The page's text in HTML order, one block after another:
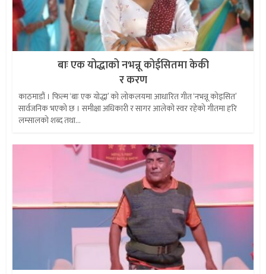
बाः एक योद्धाको नभन्नू कोईसितमा केकी
र करण
काठमाडौं । फिल्म ‘बाः एक योद्धा’ को लोकलयमा आधारित गीत ‘नभन्नू कोइसित’
सार्वजनिक भएको छ । समीक्षा अधिकारी र सागर आलेको स्वर रहेको गीतमा हरि
लम्सालको शब्द तथा...